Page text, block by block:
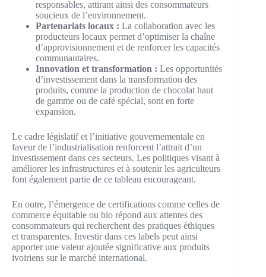
responsables, attirant ainsi des consommateurs
soucieux de l’environnement.
Partenariats locaux : La collaboration avec les
producteurs locaux permet d’optimiser la chaîne
d’approvisionnement et de renforcer les capacités
communautaires.
Innovation et transformation : Les opportunités
d’investissement dans la transformation des
produits, comme la production de chocolat haut
de gamme ou de café spécial, sont en forte
expansion.
Le cadre législatif et l’initiative gouvernementale en
faveur de l’industrialisation renforcent l’attrait d’un
investissement dans ces secteurs. Les politiques visant à
améliorer les infrastructures et à soutenir les agriculteurs
font également partie de ce tableau encourageant.
En outre, l’émergence de certifications comme celles de
commerce équitable ou bio répond aux attentes des
consommateurs qui recherchent des pratiques éthiques
et transparentes. Investir dans ces labels peut ainsi
apporter une valeur ajoutée significative aux produits
ivoiriens sur le marché international.